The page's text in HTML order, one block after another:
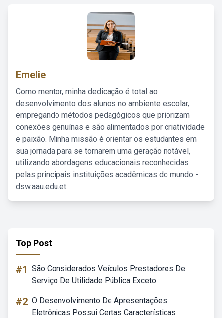
Emelie
Como mentor, minha dedicação é total ao
desenvolvimento dos alunos no ambiente escolar,
empregando métodos pedagógicos que priorizam
conexões genuínas e são alimentados por criatividade
e paixão. Minha missão é orientar os estudantes em
sua jornada para se tornarem uma geração notável,
utilizando abordagens educacionais reconhecidas
pelas principais instituições acadêmicas do mundo -
dsw.aau.edu.et.
Top Post
#1 São Considerados Veículos Prestadores De
Serviço De Utilidade Pública Exceto
#2 O Desenvolvimento De Apresentações
Eletrônicas Possui Certas Características